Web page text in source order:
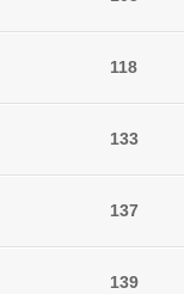
118
133
137
139